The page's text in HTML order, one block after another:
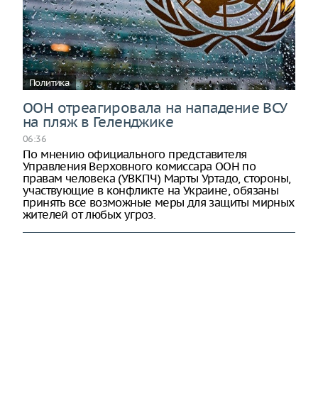
Политика
ООН отреагировала на нападение ВСУ
на пляж в Геленджике
06:36
По мнению официального представителя
Управления Верховного комиссара ООН по
правам человека (УВКПЧ) Марты Уртадо, стороны,
участвующие в конфликте на Украине, обязаны
принять все возможные меры для защиты мирных
жителей от любых угроз.